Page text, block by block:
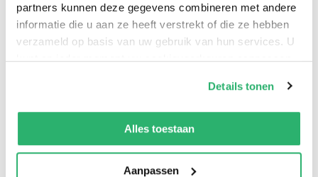
partners kunnen deze gegevens combineren met andere
informatie die u aan ze heeft verstrekt of die ze hebben
verzameld op basis van uw gebruik van hun services. U
kunt op ieder moment uw cookievoorkeuren aanpassen
We werken samen met13 derdendie uw gegevens
kunnen ontvangen en verwerken.
Details tonen
Alles toestaan
Aanpassen